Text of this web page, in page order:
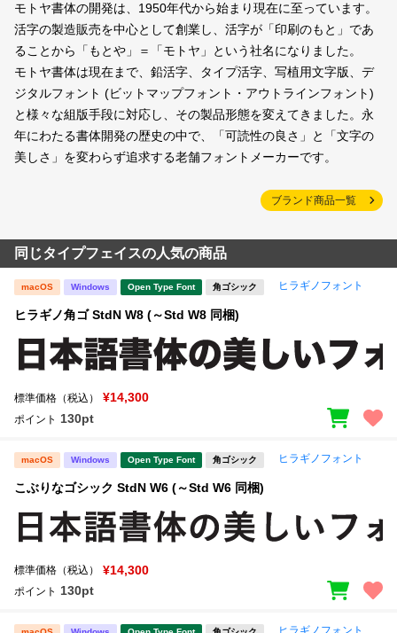
モトヤ書体の開発は、1950年代から始まり現在に至っています。
活字の製造販売を中心として創業し、活字が「印刷のもと」であ
ることから「もとや」＝「モトヤ」という社名になりました。
モトヤ書体は現在まで、鉛活字、タイプ活字、写植用文字版、デ
ジタルフォント (ビットマップフォント・アウトラインフォント)
と様々な組版手段に対応し、その製品形態を変えてきました。永
年にわたる書体開発の歴史の中で、「可読性の良さ」と「文字の
美しさ」を変わらず追求する老舗フォントメーカーです。
ブランド商品一覧
同じタイプフェイスの人気の商品
macOS Windows Open Type Font 角ゴシック ヒラギノフォント
ヒラギノ角ゴ StdN W8 (～Std W8 同梱)
標準価格（税込） ¥14,300
ポイント 130pt
macOS Windows Open Type Font 角ゴシック ヒラギノフォント
こぶりなゴシック StdN W6 (～Std W6 同梱)
標準価格（税込） ¥14,300
ポイント 130pt
ヒラギノフォント